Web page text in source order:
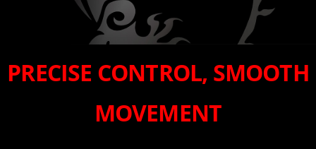
PRECISE CONTROL, SMOOTH
MOVEMENT